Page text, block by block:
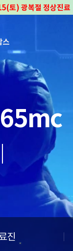
토) 광복절 정상진료
"Awards 2관왕" 수상
복지부 장관상" 수상!
스
진